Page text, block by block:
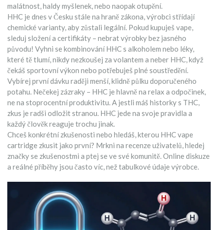
malátnost, haldy myšlenek, nebo naopak otupění.
HHC je dnes v Česku stále na hraně zákona, výrobci střídají
chemické varianty, aby zůstali legální. Pokud kupuješ vape,
sleduj složení a certifikáty – nebrat výrobky bez jasného
původu! Vyhni se kombinování HHC s alkoholem nebo léky,
které tě tlumí, nikdy nezkoušej za volantem a neber HHC, když
čekáš sportovní výkon nebo potřebuješ plné soustředění.
Vybírej první dávku raději menší, klidně půlku doporučeného
potahu. Nečekej zázraky – HHC je hlavně na relax a odpočinek,
ne na stoprocentní produktivitu. A jestli máš historky s THC,
zkus je radši odložit stranou. HHC jede na svoje pravidla a
každý člověk reaguje trochu jinak.
Chceš konkrétní zkušenosti nebo hledáš, kterou HHC vape
cartridge zkusit jako první? Mrkni na recenze uživatelů, hledej
značky se zkušenostmi a ptej se ve své komunitě. Online diskuze
a reálné příběhy jsou často víc, než tabulkové údaje výrobce.